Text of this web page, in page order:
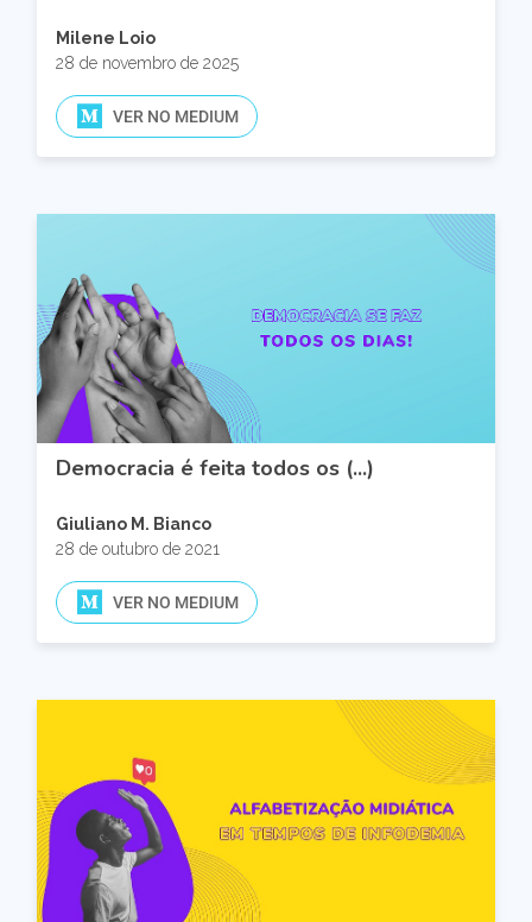
Milene Loio
28 de novembro de 2025
VER NO MEDIUM
Democracia é feita todos os (...)
Giuliano M. Bianco
28 de outubro de 2021
VER NO MEDIUM